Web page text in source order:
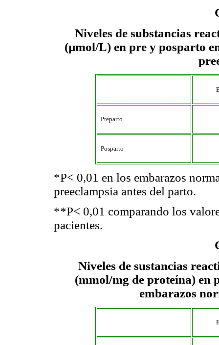
Niveles de substancias
(µmol/L) en pre y posparto
Preparto
Posparto
*P< 0,01 en los embarazos
preeclampsia antes del parto.
**P< 0,01 comparando los
pacientes.
Niveles de sustancias
(mmol/mg de proteína) en
embarazos